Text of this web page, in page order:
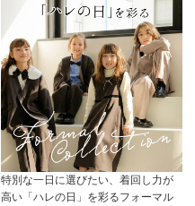
特別な一日に選びたい、着回し力が
高い「ハレの日」を彩るフォーマル